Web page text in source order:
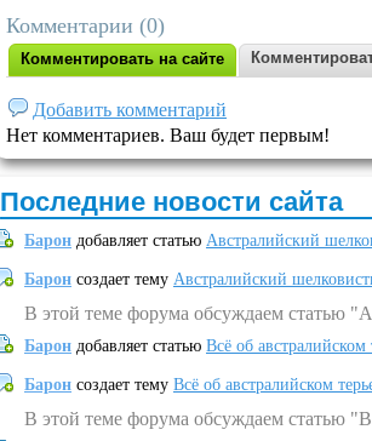
Комментарии (0)
Комментировать на сайте
Добавить комментарий
Нет комментариев. Ваш будет первым!
Последние новости сайта
Барон добавляет статью Австралийский
Барон создает тему Австралийский
В этой теме форума обсуждаем статью
Барон добавляет статью Всё об австралийском
Барон создает тему Всё об австралийском
В этой теме форума обсуждаем статью